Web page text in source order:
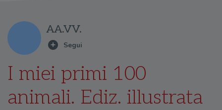
AA.VV.
I miei primi 100
animali. Ediz. illustrata